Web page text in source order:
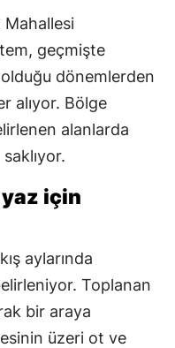
Mahallesi
geçmişte
olduğu dönemlerden
alıyor. Bölge
alanlarda
için
aylarında
Toplanan
bir araya
üzeri ot ve